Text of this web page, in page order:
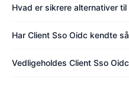
Hvad er sikrere alternativer til
Har Client Sso Oidc kendte
Vedligeholdes Client Sso